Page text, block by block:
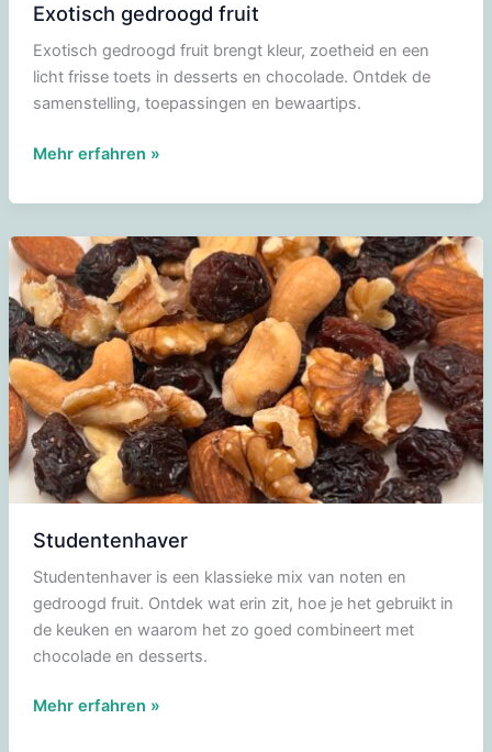
Exotisch gedroogd fruit
Exotisch gedroogd fruit brengt kleur, zoetheid en een
licht frisse toets in desserts en chocolade. Ontdek de
samenstelling, toepassingen en bewaartips.
Exotisch
fruit
Mehr erfahren »
Studentenhaver
Studentenhaver is een klassieke mix van noten en
gedroogd fruit. Ontdek wat erin zit, hoe je het gebruikt in
de keuken en waarom het zo goed combineert met
chocolade en desserts.
Studentenhaver
Mehr erfahren »